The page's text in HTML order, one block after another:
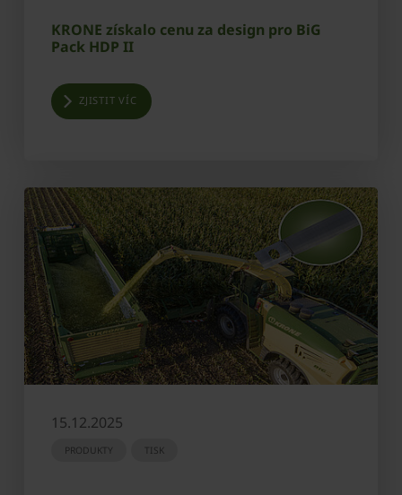
KRONE získalo cenu za design pro BiG
Pack HDP II
ZJISTIT VÍC
15.12.2025
PRODUKTY TISK